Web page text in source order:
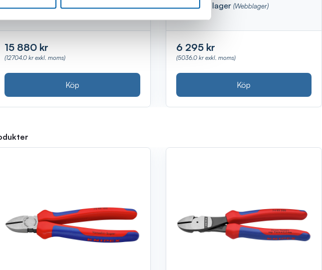
Finns i lager(Webblager)
15 880 kr
(12704.0 kr exkl. moms)
Köp
Finns i lager(Webblager)
6 295 kr
(5036.0 kr exkl. moms)
Köp